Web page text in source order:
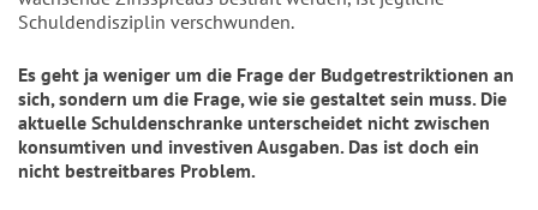
Schuldendisziplin verschwunden.
Es geht ja weniger um die Frage der Budgetrestriktionen an
sich, sondern um die Frage, wie sie gestaltet sein muss. Die
aktuelle Schuldenschranke unterscheidet nicht zwischen
konsumtiven und investiven Ausgaben. Das ist doch ein
nicht bestreitbares Problem.